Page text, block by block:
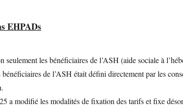
EHPADs
les bénéficiaires de l’ASH (aide sociale à
de l’ASH était défini directement par les
a modifié les modalités de fixation des tarifs et fixe